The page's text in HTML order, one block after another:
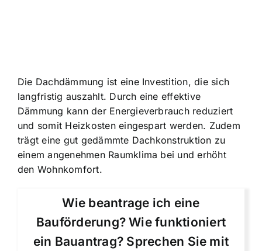
Die Dachdämmung ist eine Investition, die sich
langfristig auszahlt. Durch eine effektive
Dämmung kann der Energieverbrauch reduziert
und somit Heizkosten eingespart werden. Zudem
trägt eine gut gedämmte Dachkonstruktion zu
einem angenehmen Raumklima bei und erhöht
den Wohnkomfort.
Wie beantrage ich eine
Bauförderung? Wie funktioniert
ein Bauantrag? Sprechen Sie mit